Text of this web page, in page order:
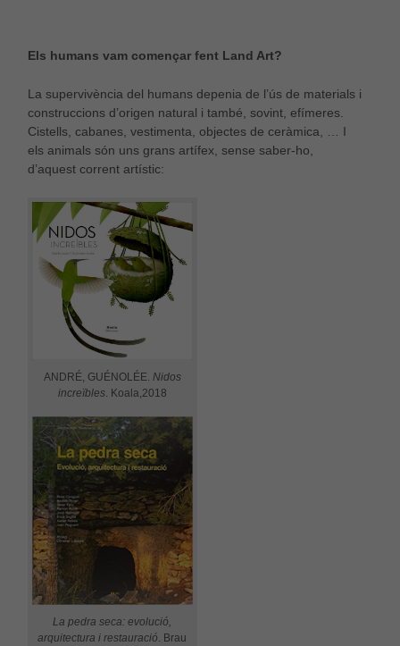
Els humans vam començar fent Land Art?
La supervivència del humans depenia de l’ús de materials i
construccions d’origen natural i també, sovint, efímeres.
Cistells, cabanes, vestimenta, objectes de ceràmica, … I
els animals són uns grans artífex, sense saber-ho,
d’aquest corrent artístic:
ANDRÉ, GUÉNOLÉE. Nidos
increïbles. Koala,2018
La pedra seca: evolució,
arquitectura i restauració. Brau